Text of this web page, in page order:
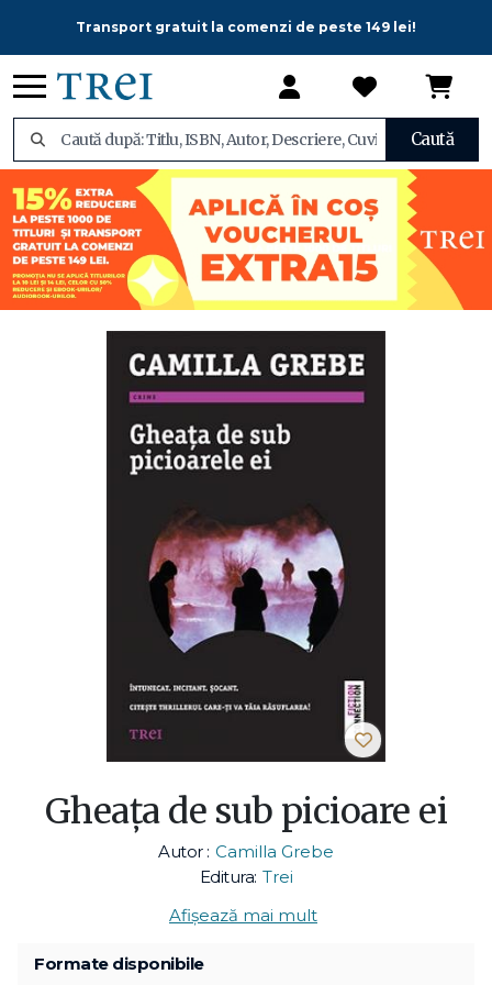
Transport gratuit la comenzi de peste 149 lei!
Caută
Gheața de sub picioare ei
Autor : Camilla Grebe
Editura: Trei
Afișează mai mult
Formate disponibile